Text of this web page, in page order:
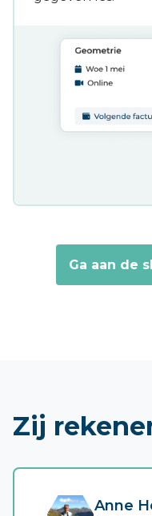
Ga aan de
Zij
Anne